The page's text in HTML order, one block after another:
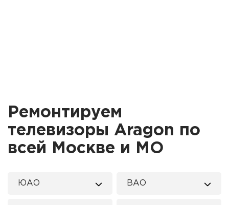
Ремонтируем
телевизоры Aragon по
всей Москве и МО
ЮАО ВАО